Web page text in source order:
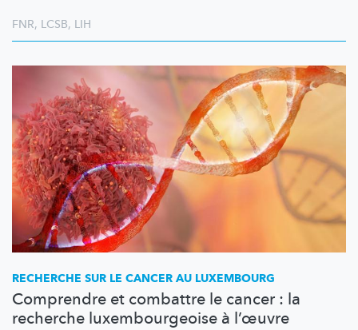
FNR, LCSB, LIH
RECHERCHE SUR LE CANCER AU LUXEMBOURG
Comprendre et combattre le cancer : la
recherche luxembourgeoise à l’œuvre